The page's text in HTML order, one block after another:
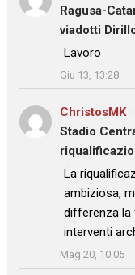
Ragusa-
viadotti
: “Lavoro
”
Giu 13, 13:28
ChristosMKsu
Stadio
: “La
ambiziosa,
differenza la
interventi
”
Mag 20, 10:05